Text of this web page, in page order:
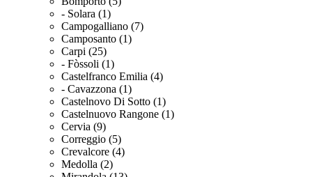
- Solara (1)
Campogalliano (7)
Camposanto (1)
Carpi (25)
- Fòssoli (1)
Castelfranco Emilia (4)
- Cavazzona (1)
Castelnovo Di Sotto (1)
Castelnuovo Rangone (1)
Cervia (9)
Correggio (5)
Crevalcore (4)
Medolla (2)